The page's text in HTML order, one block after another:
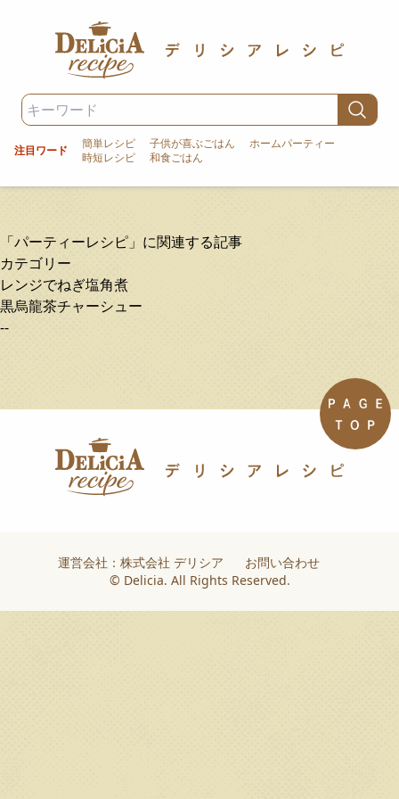
注目ワード 簡単レシピ 子供が喜ぶごはん
ホームパーティー
時短レシピ
和食ごはん
「パーティーレシピ」に関連する記事
カテゴリー
レンジでねぎ塩角煮
黒烏龍茶チャーシュー
--
運営会社：株式会社 デリシア
お問い合わせ
© Delicia. All Rights Reserved.